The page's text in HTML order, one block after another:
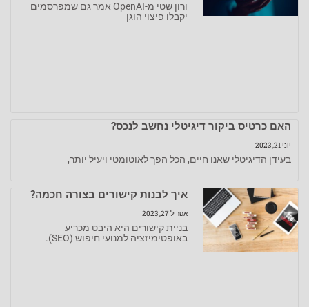
ורון שטי מ-OpenAI אמר גם שמפרסמים
יקבלו פיצוי הוגן
האם כרטיס ביקור דיגיטלי נחשב לנכס?
יוני 21, 2023
בעידן הדיגיטלי שאנו חיים, הכל הפך לאוטומטי ויעיל יותר,
איך לבנות קישורים בצורה חכמה?
אפריל 27, 2023
בניית קישורים היא היבט מכריע
באופטימיזציה למנועי חיפוש (SEO).